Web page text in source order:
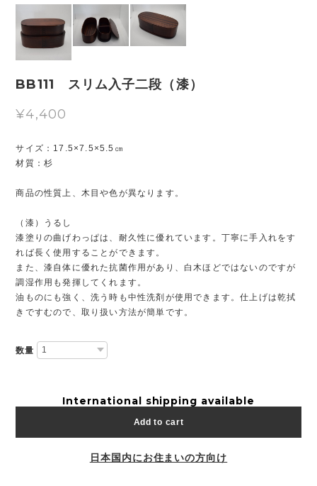
BB111 スリム入子二段（漆）
¥4,400
サイズ：17.5×7.5×5.5㎝
材質：杉
商品の性質上、木目や色が異なります。
（漆）うるし
漆塗りの曲げわっぱは、耐久性に優れています。丁寧に手入れをす
れば長く使用することができます。
また、漆自体に優れた抗菌作用があり、白木ほどではないのですが
調湿作用も発揮してくれます。
油ものにも強く、洗う時も中性洗剤が使用できます。仕上げは乾拭
きですむので、取り扱い方法が簡単です。
数量
International shipping available
Add to cart
日本国内にお住まいの方向け